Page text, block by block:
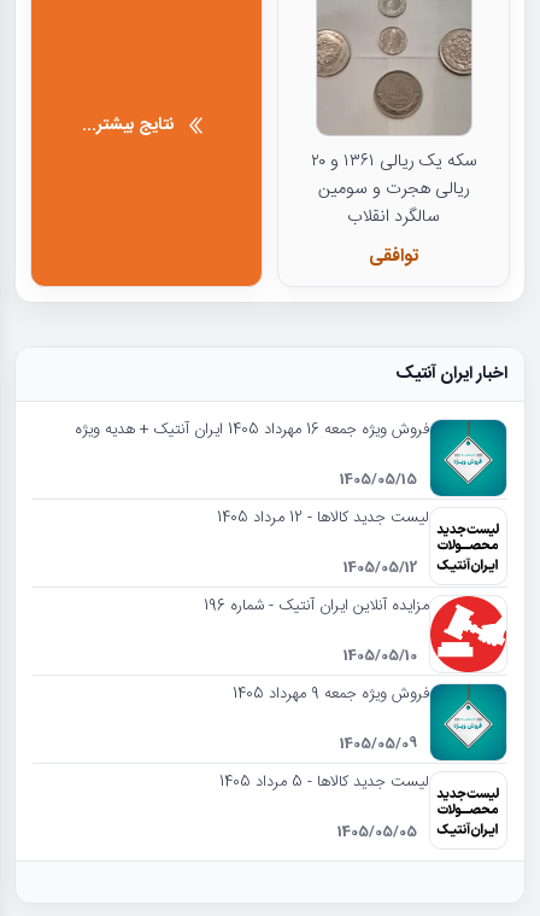
سکه یک ریالی ۱۳۶۱ و ۲۰
ریالی هجرت و سومین
سالگرد انقلاب
توافقی
نتایج بیشتر...
اخبار ایران آنتیک
فروش ویژه جمعه 16 مهرداد 1405 ایران آنتیک + هدیه ویژه
1405/05/15
لیست جدید کالاها - 12 مرداد 1405
1405/05/12
مزایده آنلاین ایران آنتیک - شماره 196
1405/05/10
فروش ویژه جمعه 9 مهرداد 1405
1405/05/09
لیست جدید کالاها - 5 مرداد 1405
1405/05/05